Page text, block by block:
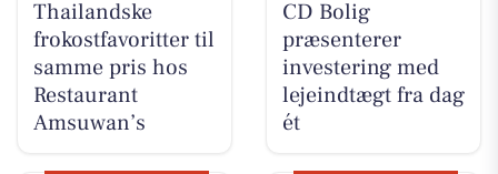
Thailandske
frokostfavoritter til
samme pris hos
Restaurant
Amsuwan’s
CD Bolig
præsenterer
investering med
lejeindtægt fra dag
ét